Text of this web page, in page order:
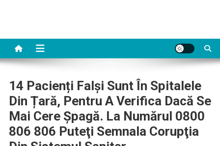
14 Pacienți Falși Sunt În Spitalele
Din Țară, Pentru A Verifica Dacă Se
Mai Cere Șpagă. La Numărul 0800
806 806 Puteţi Semnala Corupţia